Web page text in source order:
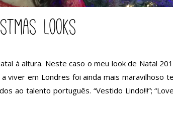
looks
à altura. Neste caso o meu look de Natal
viver em Londres foi ainda mais maravilhoso
ao talento português. “Vestido Lindo!!!”;